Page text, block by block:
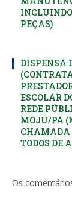
PEÇAS)
DISPENSA
ESCOLAR
REDE
MOJU/PA
CHAMADA
TODOS DE
Os